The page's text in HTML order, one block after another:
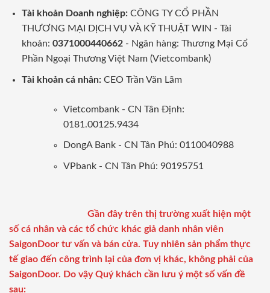
Tài khoản Doanh nghiệp:CÔNG TY CỔ PHẦN
THƯƠNG MẠI DỊCH VỤ VÀ KỸ THUẬT WIN - Tài
khoản: 0371000440662- Ngân hàng: Thương Mại Cổ
Phần Ngoại Thương Việt Nam (Vietcombank)
Tài khoản cá nhân: CEO Trần Văn Lãm
Vietcombank - CN Tân Định:
0181.00125.9434
DongA Bank - CN Tân Phú: 0110040988
VPbank - CN Tân Phú: 90195751
Gần đây trên thị trường xuất hiện một
số cá nhân và các tổ chức khác giả danh nhân viên
SaigonDoor tư vấn và bán cửa. Tuy nhiên sản phẩm thực
tế giao đến công trình lại của đơn vị khác, không phải của
SaigonDoor. Do vậy Quý khách cần lưu ý một số vấn đề
sau: